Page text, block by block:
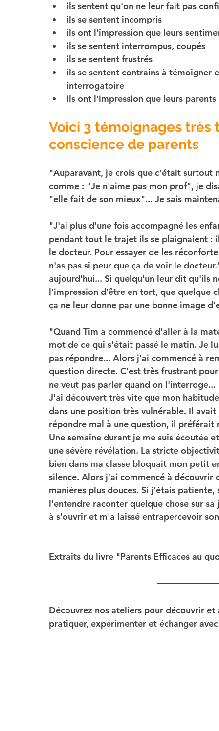
ils sentent qu'on ne leur fait pas
ils se sentent incompris
ils ont l'impression que leurs
ils se sentent interrompus, coupés
ils se sentent frustrés
ils se sentent contrains à témoigner
interrogatoire
ils ont l'impression que leurs parents
Voici 3 témoignages
conscience de parents
"Auparavant, je crois que c'était surtout
comme : "Je n'aime pas mon prof", je
"elle fait de son mieux"... Je sais
"J'ai plus d'une fois accompagné les
pendant tout le trajet ils se plaignaient :
le docteur. Pour essayer de les
n'as pas si peur que ça de voir le
aujourd'hui... Si quelqu'un leur dit qu'ils
l'impression d'être en tort, que quelque
ça ne leur donne par une bonne image
"Quand Tim a commencé d'aller à la
mot de ce qui s'était passé le matin. Je
pas répondre... Alors j'ai commencé à
question directe. C'est très frustrant
ne veut pas parler quand on l'interroge...
J'ai découvert très vite que mon
dans une position très vulnérable. Il
répondre mal à une question, il
Une semaine durant je me suis écoutée
une sévère révélation. La stricte
bien dans ma classe bloquait mon petit
silence. Alors j'ai commencé à
manières plus douces. Si j'étais
l'entendre raconter quelque chose sur
à s'ouvrir et m'a laissé entrapercevoir
Extraits du livre "Parents Efficaces au
Découvrez nos ateliers pour découvrir
pratiquer, expérimenter et échanger